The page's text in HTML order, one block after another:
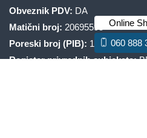
Obveznik PDV: DA
Matični broj: 20695595
Poreski broj (PIB): 106867036
Registar privrednih subjekata:
Online
060 888